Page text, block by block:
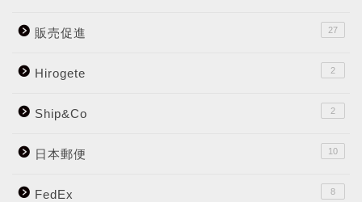
販売促進 27
Hirogete 2
Ship&Co 2
日本郵便 10
FedEx 8